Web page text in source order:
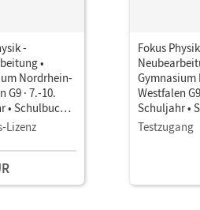
-
•
Nordrhein-
G9 · 7.-10.
• Schulbuch
Lizenz
Fokus
Gymnasium
Westfalen
Schuljahr •
als E-Book
Testzugang